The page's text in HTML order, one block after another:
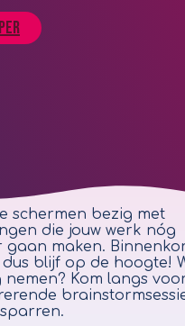
schermen bezig met
die jouw werk nóg
gaan maken.
blijf op de hoogte!
Kom langs